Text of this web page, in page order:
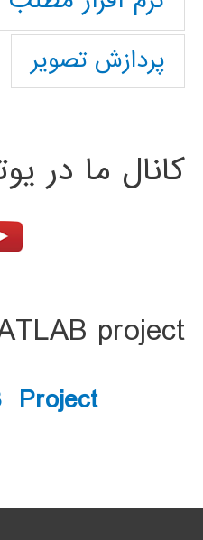
پردازش تصویر
کانال ما در
project
Project